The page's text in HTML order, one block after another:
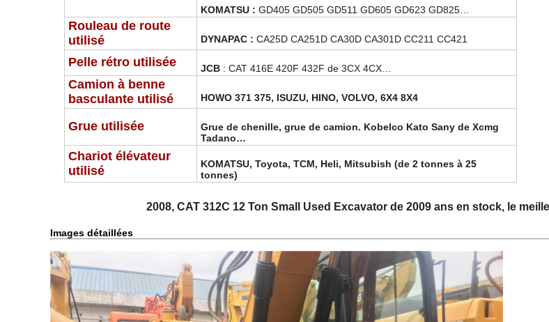
KOMATSU : GD405 GD505 GD511 GD605 GD623 GD825…
Rouleau de route
utilisé
DYNAPAC : CA25D CA251D CA30D CA301D CC211 CC421
Pelle rétro utilisée JCB : CAT 416E 420F 432F de 3CX 4CX…
Camion à benne
basculante utilisé
HOWO 371 375, ISUZU, HINO, VOLVO, 6X4 8X4
Grue utilisée
Grue de chenille, grue de camion. Kobelco Kato Sany de Xcmg
Tadano…
Chariot élévateur
utilisé
KOMATSU, Toyota, TCM, Heli, Mitsubish (de 2 tonnes à 25
tonnes)
2008, CAT 312C 12 Ton Small Used Excavator de 2009 ans en stock, le
Images détaillées